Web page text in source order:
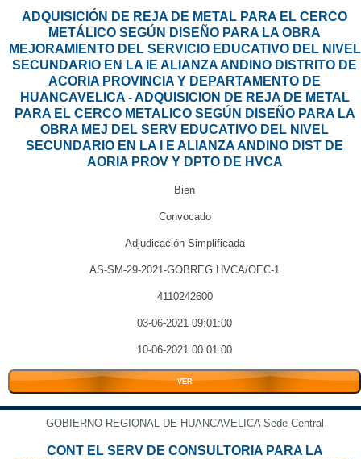
ADQUISICIÓN DE REJA DE METAL PARA EL CERCO
METÁLICO SEGÚN DISEÑO PARA LA OBRA
MEJORAMIENTO DEL SERVICIO EDUCATIVO DEL NIVEL
SECUNDARIO EN LA IE ALIANZA ANDINO DISTRITO DE
ACORIA PROVINCIA Y DEPARTAMENTO DE
HUANCAVELICA - ADQUISICION DE REJA DE METAL
PARA EL CERCO METALICO SEGÚN DISEÑO PARA LA
OBRA MEJ DEL SERV EDUCATIVO DEL NIVEL
SECUNDARIO EN LA I E ALIANZA ANDINO DIST DE
AORIA PROV Y DPTO DE HVCA
Bien
Convocado
Adjudicación Simplificada
AS-SM-29-2021-GOBREG.HVCA/OEC-1
4110242600
03-06-2021 09:01:00
10-06-2021 00:01:00
VER
GOBIERNO REGIONAL DE HUANCAVELICA Sede Central
CONT EL SERV DE CONSULTORIA PARA LA